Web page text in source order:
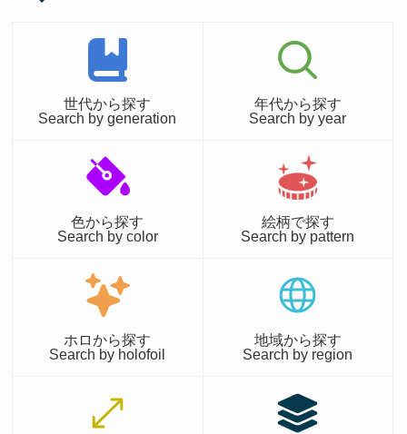
世代から探す
Search by generation
年代から探す
Search by year
色から探す
Search by color
絵柄で探す
Search by pattern
ホロから探す
Search by holofoil
地域から探す
Search by region